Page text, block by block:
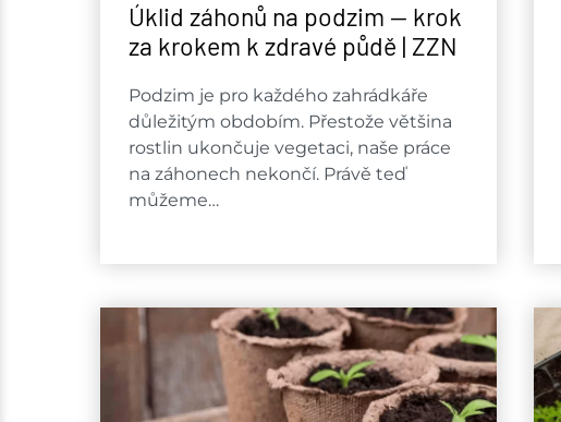
Úklid záhonů na podzim — krok
za krokem k zdravé půdě | ZZN
Podzim je pro každého zahrádkáře
důležitým obdobím. Přestože většina
rostlin ukončuje vegetaci, naše práce
na záhonech nekončí. Právě teď
můžeme…